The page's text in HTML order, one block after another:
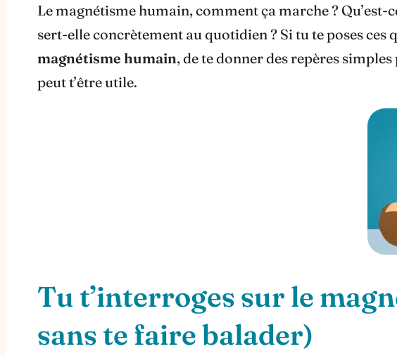
Le magnétisme humain, comment ça marche ?
sert-elle concrètement au quotidien ? Si tu te poses ces
magnétisme humain, de te donner des repères
peut t’être utile.
Tu t’interroges sur le
sans te faire balader)